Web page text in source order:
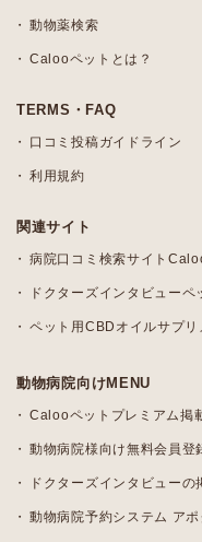
動物薬検索
Calooペットとは？
TERMS・FAQ
口コミ投稿ガイドライン
利用規約
関連サイト
病院口コミ検索サイト
ドクターズインタビューペ
ペット用CBDオイルサプ
動物病院向けMENU
Calooペットプレミアム掲
動物病院様向け無料会員登
ドクターズインタビューの
動物病院予約システム アポ